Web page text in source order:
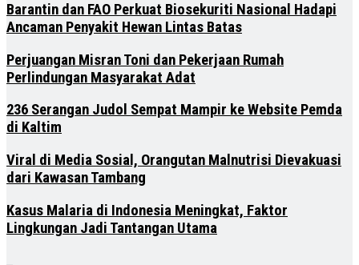
Barantin dan FAO Perkuat Biosekuriti Nasional Hadapi
Ancaman Penyakit Hewan Lintas Batas
Perjuangan Misran Toni dan Pekerjaan Rumah
Perlindungan Masyarakat Adat
236 Serangan Judol Sempat Mampir ke Website Pemda
di Kaltim
Viral di Media Sosial, Orangutan Malnutrisi Dievakuasi
dari Kawasan Tambang
Kasus Malaria di Indonesia Meningkat, Faktor
Lingkungan Jadi Tantangan Utama